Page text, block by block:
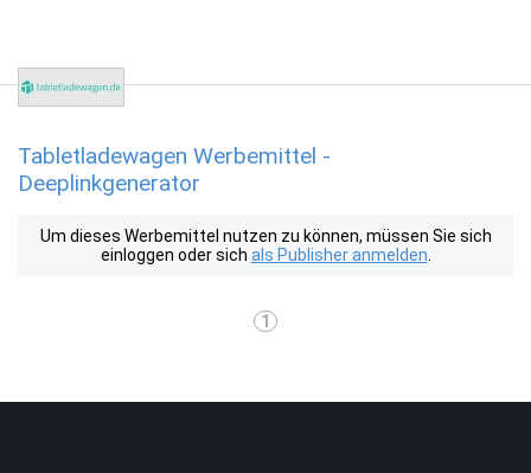
Tabletladewagen Werbemittel -
Deeplinkgenerator
Um dieses Werbemittel nutzen zu können, müssen Sie sich
einloggen oder sich als Publisher anmelden
1